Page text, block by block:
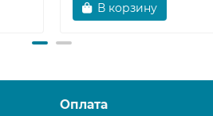
В корзину
Оплата